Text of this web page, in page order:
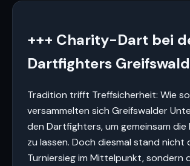
+++ Charity-Dart bei
Dartfighters
Tradition trifft Treffsicherheit: Wie
versammelten sich Greifswalder
den Dartfighters, um gemeinsam die
zu lassen. Doch diesmal stand nicht
Turniersieg im Mittelpunkt, sondern